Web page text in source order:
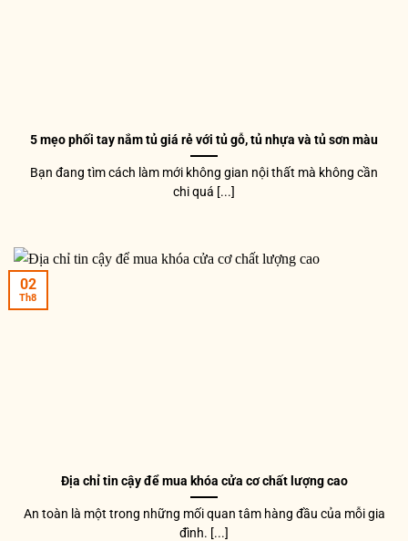
5 mẹo phối tay nắm tủ giá rẻ với tủ gỗ, tủ nhựa và tủ sơn màu
Bạn đang tìm cách làm mới không gian nội thất mà không cần
chi quá [...]
Địa chỉ tin cậy để mua khóa cửa cơ chất lượng cao
An toàn là một trong những mối quan tâm hàng đầu của mỗi gia
đình. [...]
02
Th8